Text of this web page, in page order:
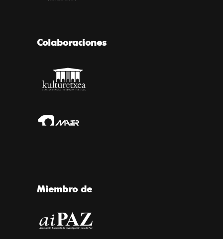
Colaboraciones
Miembro de